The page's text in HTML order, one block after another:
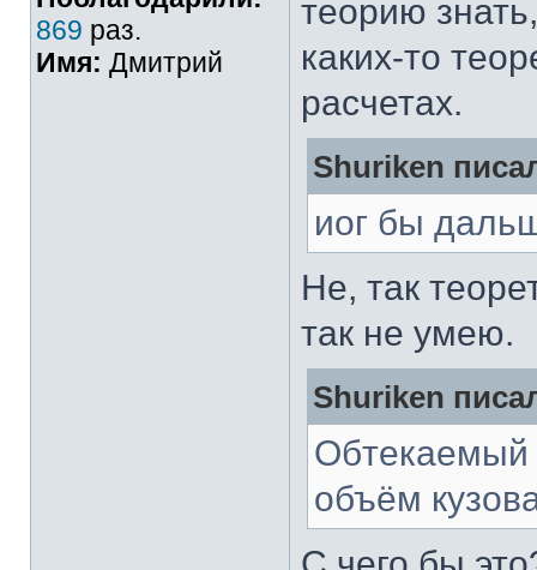
869 раз.
Имя: Дмитрий
теорию
каких-то
расчетах.
Shuriken
иог бы
Не, так
так не умею.
Shuriken
объём